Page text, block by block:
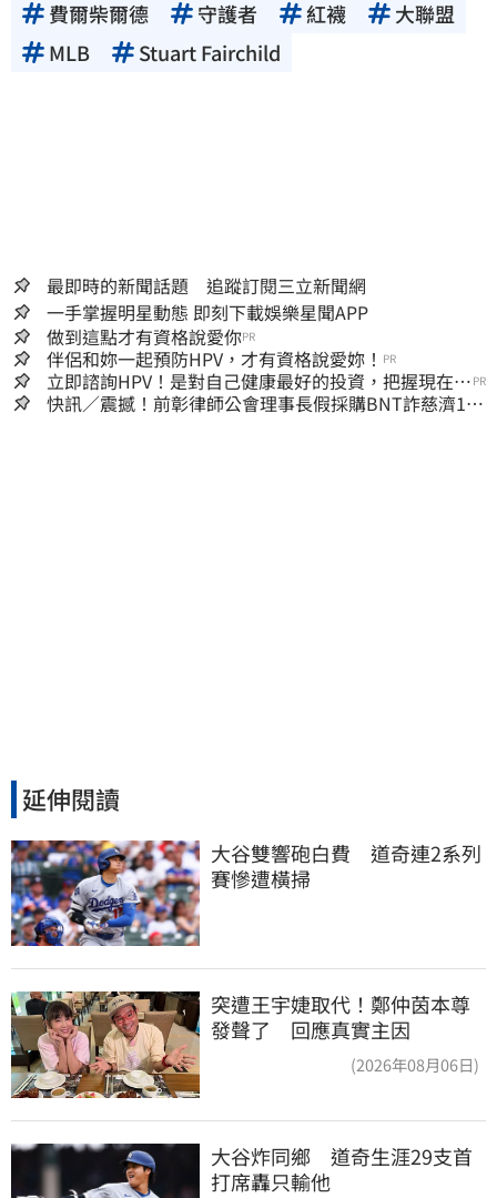
費爾柴爾德 守護者 紅襪
大聯盟
MLB
Stuart Fairchild
最即時的新聞話題 追蹤訂閱三立新聞網
一手掌握明星動態 即刻下載娛樂星聞APP
做到這點才有資格說愛你PR
伴侶和妳一起預防HPV，才有資格說愛妳！ PR
立即諮詢HPV！是對自己健康最好的投資，把握現在不
嫌晚！
PR
快訊／震撼！前彰律師公會理事長假採購BNT詐慈濟10
延伸閱讀
大谷雙響砲白費　道奇連2系列
賽慘遭橫掃
突遭王宇婕取代！鄭仲茵本尊
發聲了 回應真實主因
(2026年08月06日)
大谷炸同鄉　道奇生涯29支首
打席轟只輸他